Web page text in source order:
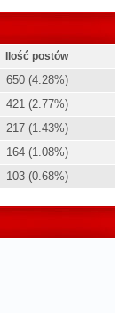
Ilość postów
650 (4.28%)
421 (2.77%)
217 (1.43%)
164 (1.08%)
103 (0.68%)